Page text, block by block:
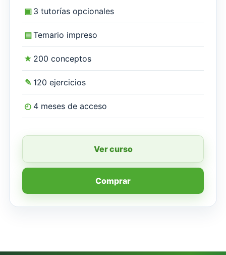
▣ 3 tutorías opcionales
▤Temario impreso
★ 200 conceptos
✎ 120 ejercicios
◴ 4 meses de acceso
Ver curso
Comprar